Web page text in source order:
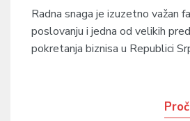
Radna snaga je izuzetno važan
poslovanju i jedna od velikih
pokretanja biznisa u Republici